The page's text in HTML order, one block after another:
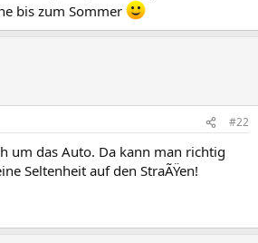
bis zum Sommer
#22
um das Auto. Da kann man richtig
Seltenheit auf den StraÃŸen!